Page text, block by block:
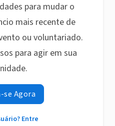
para mudar o
mais recente de
ou voluntariado.
para agir em sua
se Agora
Entre